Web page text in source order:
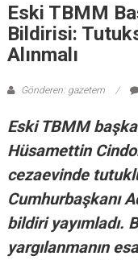
Eski TBMM
Bildirisi:
Alınmalı
Gönderen: gazetem
Eski TBMM
Hüsamettin
cezaevinde
Cumhurbaşkanı
bildiri yayımladı.
yargılanmanın